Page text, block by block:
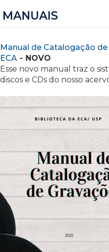
MANUAIS
Manual de Catalogação
ECA - NOVO
Esse novo manual traz o
discos e CDs do nosso